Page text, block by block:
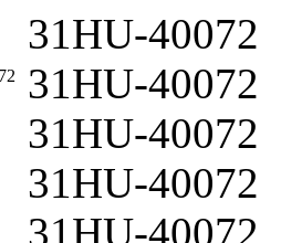
31HU-40072
31HU-40072
31HU-40072
31HU-40072
31HU-40072